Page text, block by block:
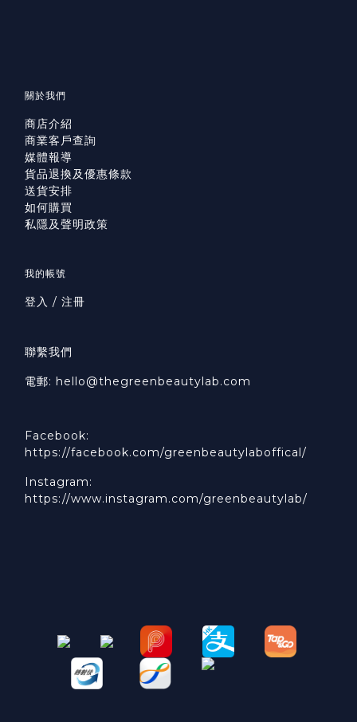
關於我們
商店介紹
商業客戶查詢
媒體報導
貨品退換及優惠條款
送貨安排
如何購買
私隱及聲明政策
我的帳號
登入 / 注冊
聯繫我們
電郵: hello@thegreenbeautylab.com
Facebook:
https://facebook.com/greenbeautylaboffical/
Instagram:
https://www.instagram.com/greenbeautylab/